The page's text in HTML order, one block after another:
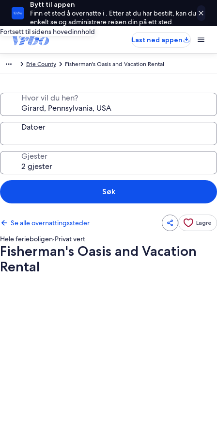
Bytt til appen
Finn et sted å overnatte i . Etter at du har bestilt, kan du
enkelt se og administrere reisen din på ett sted.
Fortsett til sidens hovedinnhold
Last ned appen
Erie County Fisherman's Oasis and Vacation Rental
Hvor vil du hen?
Datoer
Gjester
Søk
Se alle overnattingssteder Lagre
Hele ferieboligen·Privat vert
Fisherman's Oasis and Vacation
Rental